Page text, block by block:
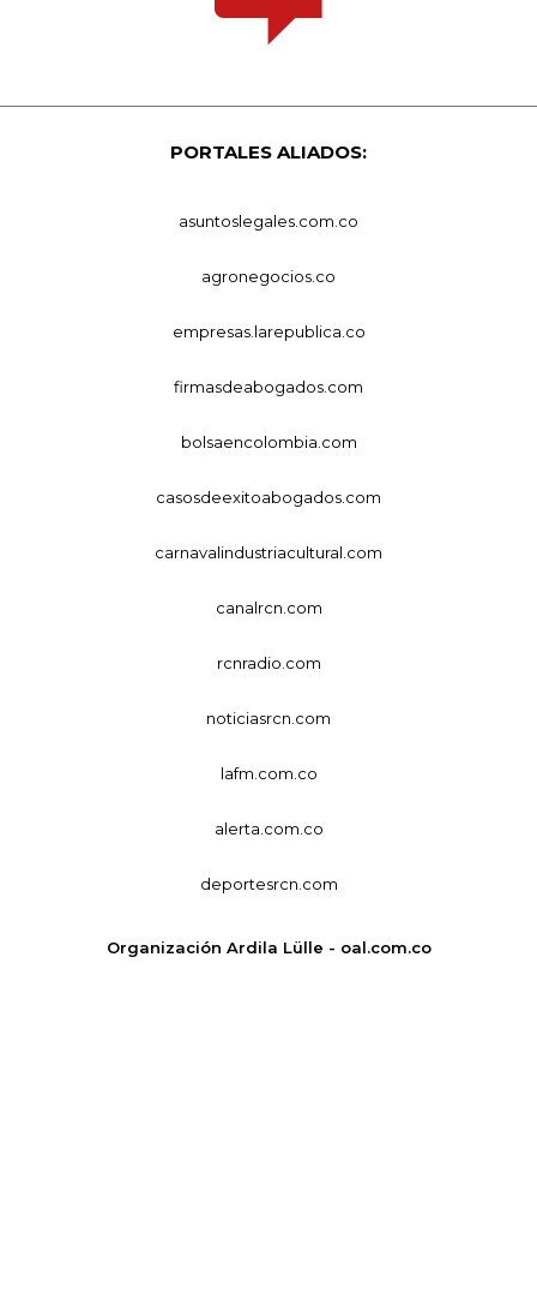
PORTALES ALIADOS:
asuntoslegales.com.co
agronegocios.co
empresas.larepublica.co
firmasdeabogados.com
bolsaencolombia.com
casosdeexitoabogados.com
carnavalindustriacultural.com
canalrcn.com
rcnradio.com
noticiasrcn.com
lafm.com.co
alerta.com.co
deportesrcn.com
Organización Ardila Lülle - oal.com.co